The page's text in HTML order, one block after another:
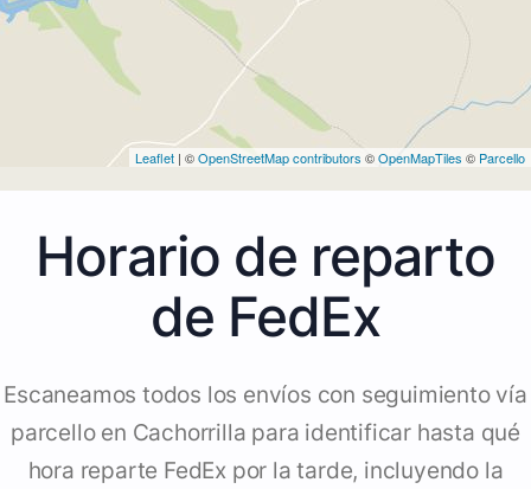
Leaflet | ©OpenStreetMap contributors ©OpenMapTiles © Parcello
Horario de reparto
de FedEx
Escaneamos todos los envíos con seguimiento vía
parcello en Cachorrilla para identificar hasta qué
hora reparte FedEx por la tarde, incluyendo la